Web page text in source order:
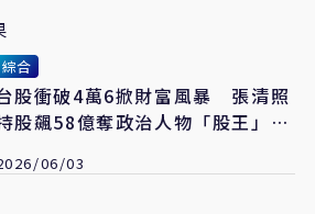
綜合
股衝破4萬6掀財富風暴 張清照
股飆58億奪政治人物「股王」寶
06/03